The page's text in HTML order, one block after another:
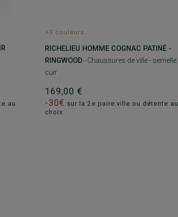
au
+3 couleurs
RICHELIEU HOMME COGNAC PATINÉ -
RINGWOOD- Chaussures de ville - semelle
cuir
169,00 €
-30€ sur la 2e paire ville ou détente au
choix